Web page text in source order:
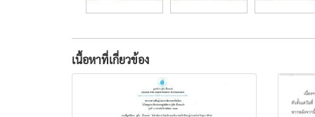
เนื้อหาที่เกี่ยวข้อง